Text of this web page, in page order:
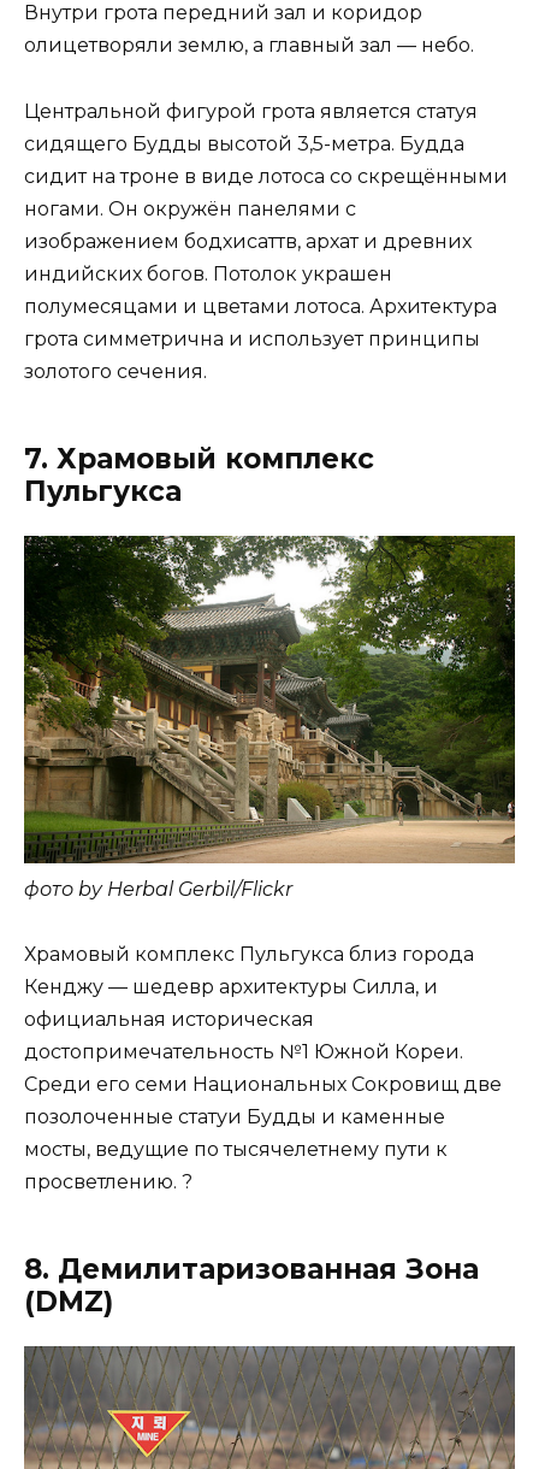
Внутри грота передний зал и коридор
олицетворяли землю, а главный зал — небо.
Центральной фигурой грота является статуя
сидящего Будды высотой 3,5-метра. Будда
сидит на троне в виде лотоса со скрещёнными
ногами. Он окружён панелями с
изображением бодхисаттв, архат и древних
индийских богов. Потолок украшен
полумесяцами и цветами лотоса. Архитектура
грота симметрична и использует принципы
золотого сечения.
7. Храмовый комплекс
Пульгукса
фото by Herbal Gerbil/Flickr
Храмовый комплекс Пульгукса близ города
Кенджу — шедевр архитектуры Силла, и
официальная историческая
достопримечательность №1 Южной Кореи.
Среди его семи Национальных Сокровищ две
позолоченные статуи Будды и каменные
мосты, ведущие по тысячелетнему пути к
просветлению. ?
8. Демилитаризованная Зона
(DMZ)